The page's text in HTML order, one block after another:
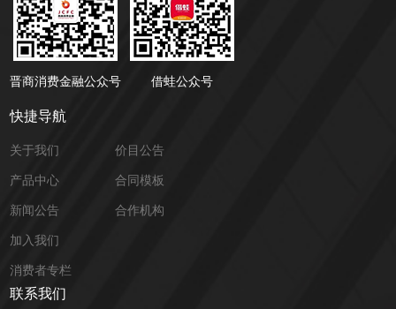
晋商消费金融公众号 借蛙公众号
快捷导航
关于我们
产品中心
新闻公告
加入我们
消费者专栏
价目公告
合同模板
合作机构
联系我们